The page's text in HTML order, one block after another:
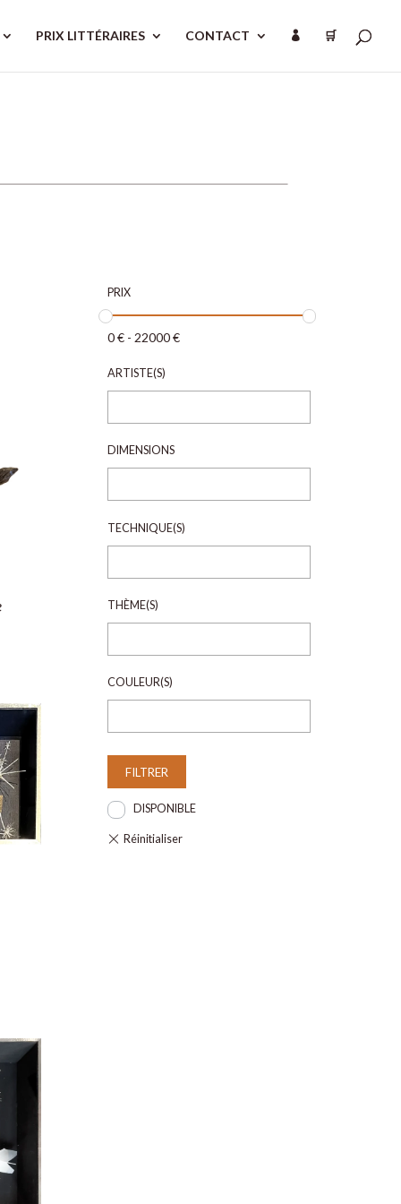
PRIX LITTÉRAIRES CONTACT  🛒
PRIX
0€- 22000€
ARTISTE(S)
DIMENSIONS
TECHNIQUE(S)
THÈME(S)
COULEUR(S)
FILTRER
DISPONIBLE